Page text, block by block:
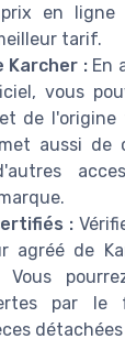
prix en
tarif.
Karcher : En
vous
de
aussi de
:
agréé de
Vous
par le